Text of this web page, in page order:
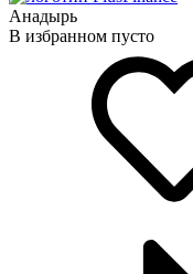
Анадырь
В избранном пусто